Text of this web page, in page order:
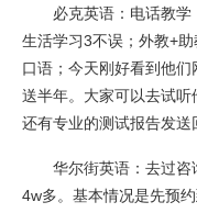
必克英语：电话教学
生活学习3不误；外教+
口语；今天刚好看到他
送半年。大家可以去试听
还有专业的测试报告发送
华尔街英语：去过咨
4w多。基本情况是先预